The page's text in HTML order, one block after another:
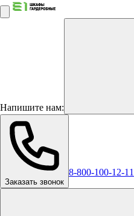
Напишите нам:
Заказать звонок
8-800-100-12-11